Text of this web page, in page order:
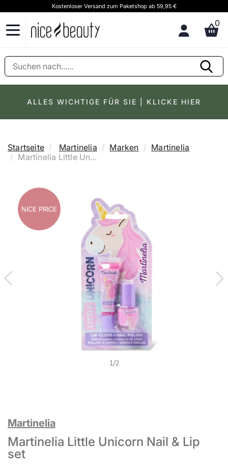
Kostenloser Versand zum Paketshop ab 59,95 €
0
ALLES WICHTIGE FÜR SIE | KLICKE HIER
Startseite Martinelia Marken
Martinelia
Martinelia Little Un...
NICE PRICE
NICE PRICE
1/2
Martinelia
Martinelia Little Unicorn Nail & Lip
set